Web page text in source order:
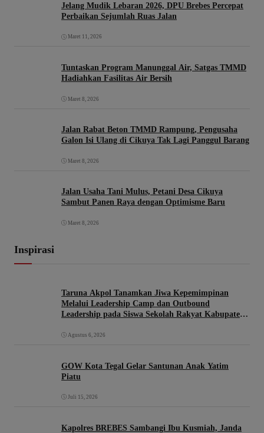
Jelang Mudik Lebaran 2026, DPU Brebes Percepat
Perbaikan Sejumlah Ruas Jalan
Maret 11, 2026
Tuntaskan Program Manunggal Air, Satgas TMMD
Hadiahkan Fasilitas Air Bersih
Maret 8, 2026
Jalan Rabat Beton TMMD Rampung, Pengusaha
Galon Isi Ulang di Cikuya Tak Lagi Panggul Barang
Maret 8, 2026
Jalan Usaha Tani Mulus, Petani Desa Cikuya
Sambut Panen Raya dengan Optimisme Baru
Maret 8, 2026
Inspirasi
Taruna Akpol Tanamkan Jiwa Kepemimpinan
Melalui Leadership Camp dan Outbound
Leadership pada Siswa Sekolah Rakyat Kabupaten
Agustus 6, 2026
GOW Kota Tegal Gelar Santunan Anak Yatim
Piatu
Juli 15, 2026
Kapolres BREBES Sambangi Ibu Kusmiah, Janda